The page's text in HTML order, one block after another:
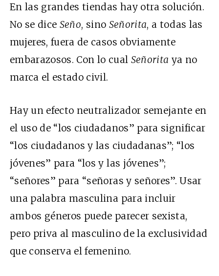
En las grandes tiendas hay otra solución.
No se dice Seño, sino Señorita, a todas las
mujeres, fuera de casos obviamente
embarazosos. Con lo cual Señorita ya no
marca el estado civil.
Hay un efecto neutralizador semejante en
el uso de “los ciudadanos” para significar
“los ciudadanos y las ciudadanas”; “los
jóvenes” para “los y las jóvenes”;
“señores” para “señoras y señores”. Usar
una palabra masculina para incluir
ambos géneros puede parecer sexista,
pero priva al masculino de la exclusividad
que conserva el femenino.